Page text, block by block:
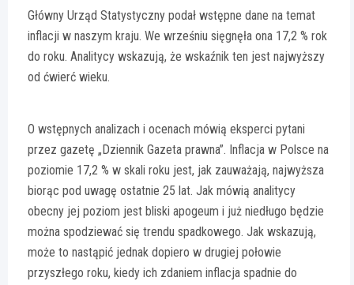
Główny Urząd Statystyczny podał wstępne dane na temat
inflacji w naszym kraju. We wrześniu sięgnęła ona 17,2 % rok
do roku. Analitycy wskazują, że wskaźnik ten jest najwyższy
od ćwierć wieku.
O wstępnych analizach i ocenach mówią eksperci pytani
przez gazetę „Dziennik Gazeta prawna”. Inflacja w Polsce na
poziomie 17,2 % w skali roku jest, jak zauważają, najwyższa
biorąc pod uwagę ostatnie 25 lat. Jak mówią analitycy
obecny jej poziom jest bliski apogeum i już niedługo będzie
można spodziewać się trendu spadkowego. Jak wskazują,
może to nastąpić jednak dopiero w drugiej połowie
przyszłego roku, kiedy ich zdaniem inflacja spadnie do